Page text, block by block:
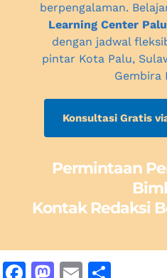
berpengalaman.
Learning Center Palu
dengan jadwal
pintar Kota Palu,
Gembira
Konsultasi Gratis
Permintaan
Kontak Redaksi